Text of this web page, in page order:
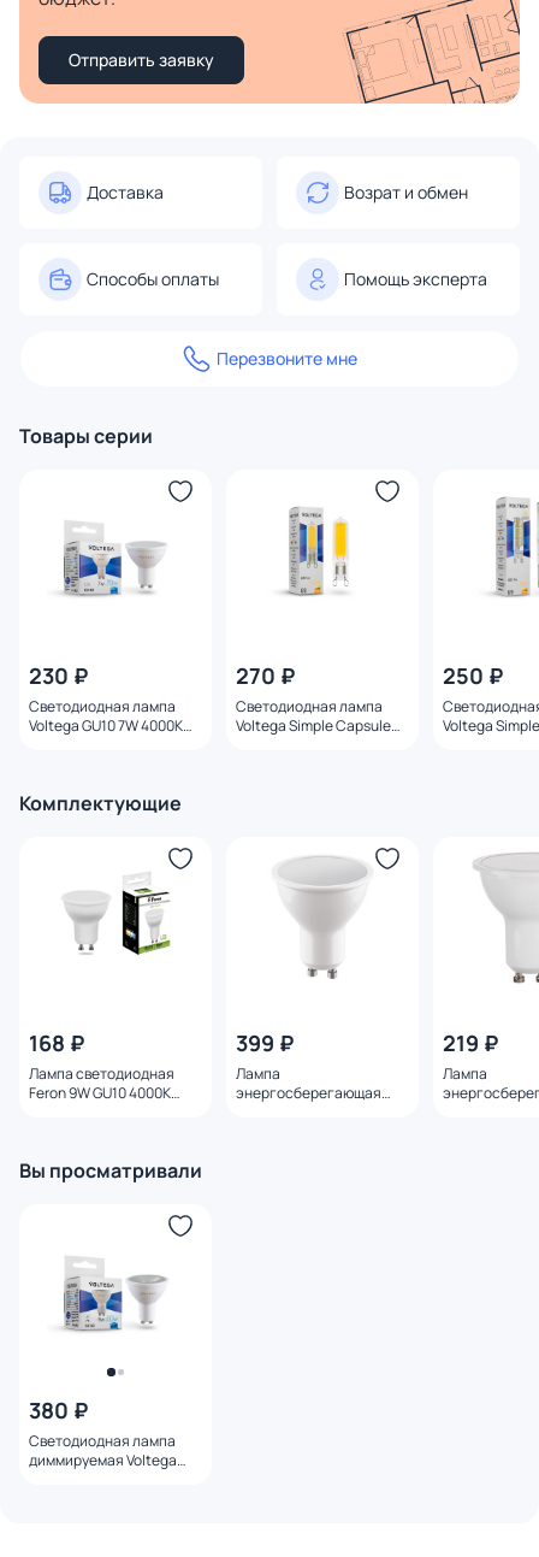
Отправить заявку
Доставка Возрат и обмен
Способы оплаты Помощь эксперта
Перезвоните мне
Товары серии
230 ₽
Светодиодная лампа
Voltega GU10 7W 4000K
270 ₽
Светодиодная лампа
Voltega Simple Capsule
250 ₽
Voltega
Комплектующие
168 ₽
Лампа светодиодная
Feron 9W GU10 4000K
399 ₽
Лампа
энергосберегающая
219 ₽
Лампа
Вы просматривали
380 ₽
Светодиодная лампа
диммируемая Voltega